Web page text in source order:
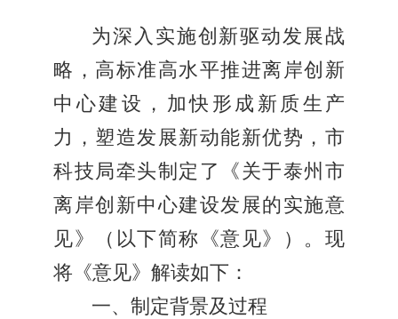
为深入实施创新驱动发展战
略，高标准高水平推进离岸创新
中心建设，加快形成新质生产
力，塑造发展新动能新优势，市
科技局牵头制定了《关于泰州市
离岸创新中心建设发展的实施意
见》（以下简称《意见》）。现
将《意见》解读如下：
一、制定背景及过程